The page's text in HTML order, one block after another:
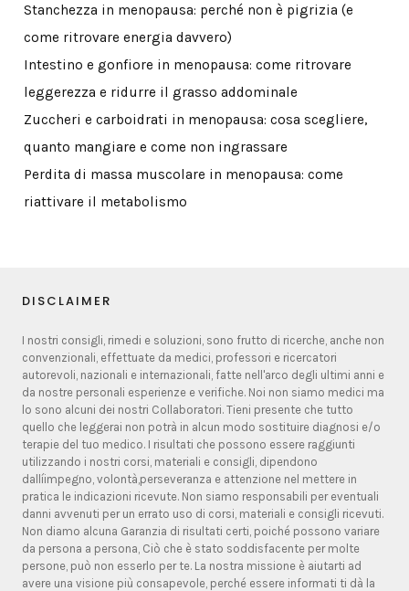
Stanchezza in menopausa: perché non è pigrizia (e
come ritrovare energia davvero)
Intestino e gonfiore in menopausa: come ritrovare
leggerezza e ridurre il grasso addominale
Zuccheri e carboidrati in menopausa: cosa scegliere,
quanto mangiare e come non ingrassare
Perdita di massa muscolare in menopausa: come
riattivare il metabolismo
DISCLAIMER
I nostri consigli, rimedi e soluzioni, sono frutto di ricerche, anche non
convenzionali, effettuate da medici, professori e ricercatori
autorevoli, nazionali e internazionali, fatte nell'arco degli ultimi anni e
da nostre personali esperienze e verifiche. Noi non siamo medici ma
lo sono alcuni dei nostri Collaboratori. Tieni presente che tutto
quello che leggerai non potrà in alcun modo sostituire diagnosi e/o
terapie del tuo medico. I risultati che possono essere raggiunti
utilizzando i nostri corsi, materiali e consigli, dipendono
dallíimpegno, volontà,perseveranza e attenzione nel mettere in
pratica le indicazioni ricevute. Non siamo responsabili per eventuali
danni avvenuti per un errato uso di corsi, materiali e consigli ricevuti.
Non diamo alcuna Garanzia di risultati certi, poiché possono variare
da persona a persona, Ciò che è stato soddisfacente per molte
persone, può non esserlo per te. La nostra missione è aiutarti ad
avere una visione più consapevole, perché essere informati ti dà la